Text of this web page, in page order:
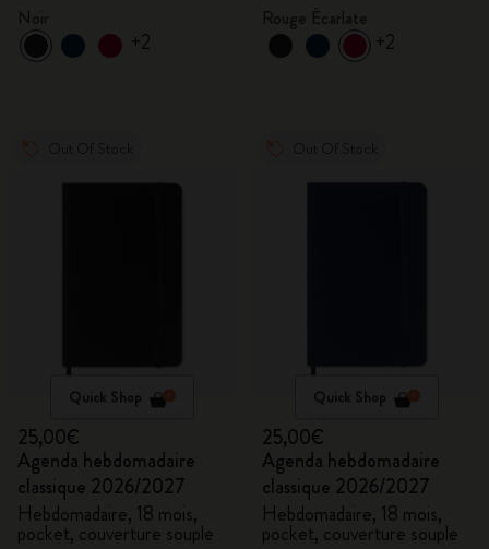
+2 +2
Quick Shop
25,00€
Agenda hebdomadaire
classique 2026/2027
Hebdomadaire, 18 mois,
pocket, couverture souple
Quick Shop
25,00€
Agenda hebdomadaire
classique 2026/2027
Hebdomadaire, 18 mois,
pocket, couverture souple